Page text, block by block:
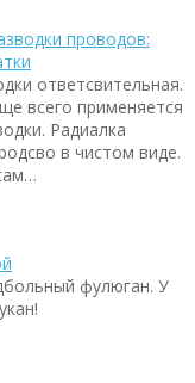
проводов:
ответсвительная.
всего применяется
Радиалка
в чистом виде.
фулюган. У